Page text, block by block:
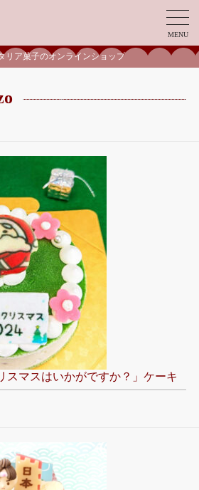
MENU
リア菓子のオンラインショップ
スマスはいかがですか？」ケーキ